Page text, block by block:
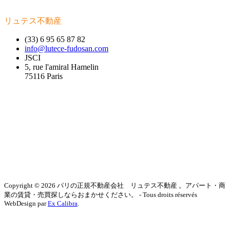
リュテス不動産
(33) 6 95 65 87 82
info@lutece-fudosan.com
JSCI
5, rue l'amiral Hamelin
75116 Paris
Copyright © 2026 パリの正規不動産会社 リュテス不動産 。アパート・商
業の賃貸・売買探しならおまかせください。 - Tous droits réservés
WebDesign parEx Calibra.